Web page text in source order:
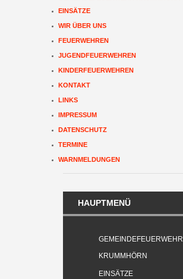
EINSÄTZE
WIR ÜBER UNS
FEUERWEHREN
JUGENDFEUERWEHREN
KINDERFEUERWEHREN
KONTAKT
LINKS
IMPRESSUM
DATENSCHUTZ
TERMINE
WARNMELDUNGEN
HAUPTMENÜ
GEMEINDEFEUERWEHR
KRUMMHÖRN
EINSÄTZE